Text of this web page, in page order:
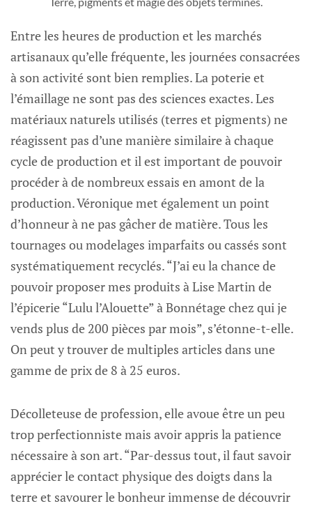
Entre les heures de production et les marchés
artisanaux qu’elle fréquente, les journées consacrées
à son activité sont bien remplies. La poterie et
l’émaillage ne sont pas des sciences exactes. Les
matériaux naturels utilisés (terres et pigments) ne
réagissent pas d’une manière similaire à chaque
cycle de production et il est important de pouvoir
procéder à de nombreux essais en amont de la
production. Véronique met également un point
d’honneur à ne pas gâcher de matière. Tous les
tournages ou modelages imparfaits ou cassés sont
systématiquement recyclés. “J’ai eu la chance de
pouvoir proposer mes produits à Lise Martin de
l’épicerie “Lulu l’Alouette” à Bonnétage chez qui je
vends plus de 200 pièces par mois”, s’étonne-t-elle.
On peut y trouver de multiples articles dans une
gamme de prix de 8 à 25 euros.
Décolleteuse de profession, elle avoue être un peu
trop perfectionniste mais avoir appris la patience
nécessaire à son art. “Par-dessus tout, il faut savoir
apprécier le contact physique des doigts dans la
terre et savourer le bonheur immense de découvrir